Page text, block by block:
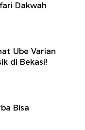
Dakwah
Ube Varian
di Bekasi!
Bisa